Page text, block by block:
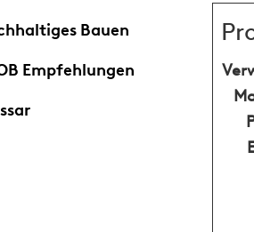
Bauen
Empfehlungen